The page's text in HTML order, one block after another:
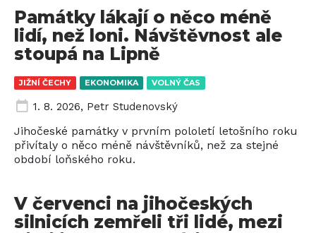
JIŽNÍ ČECHY EKONOMIKA VOLNÝ ČAS
Památky lákají o něco méně
lidí, než loni. Návštěvnost ale
stoupá na Lipně
1. 8. 2026, Petr Studenovský
Jihočeské památky v prvním pololetí letošního roku
přivítaly o něco méně návštěvníků, než za stejné
období loňského roku.
V červenci na jihočeských
silnicích zemřeli tři lidé, mezi